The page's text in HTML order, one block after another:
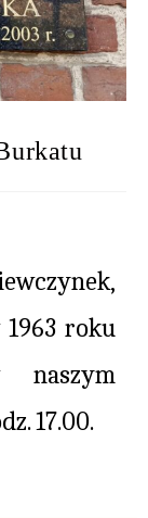
roku
naszym
17.00.